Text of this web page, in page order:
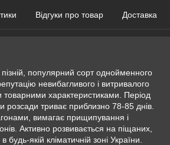
Відгуки про товар Доставка
популярний сорт однойменного
невибагливого і витривалого
товарними характеристиками. Період
розсади триває приблизно 78-85 днів.
вимагає прищипування і
Активно розвивається на піщаних,
будь-якій кліматичній зоні України.